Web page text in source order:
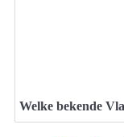
Welke bekende